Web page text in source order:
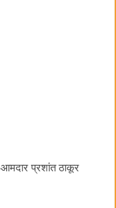
प्रशांत ठाकूर